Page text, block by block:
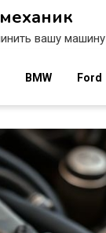
вашу машину
BMW Ford